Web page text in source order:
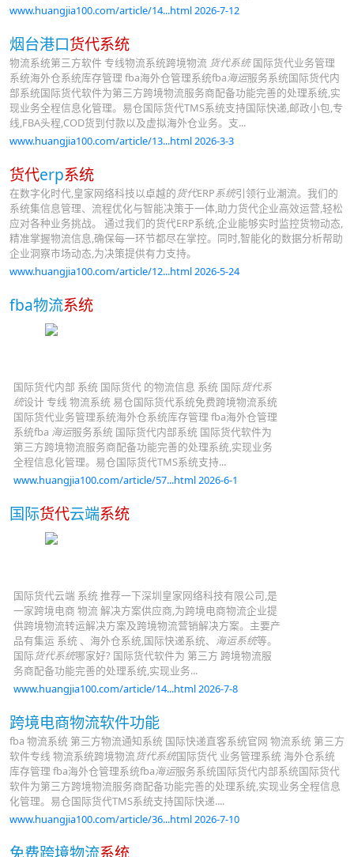
www.huangjia100.com/article/14...html 2026-7-12
烟台港口货代系统
物流系统第三方软件 专线物流系统跨境物流 货代系统国际货代业务管理
系统海外仓系统库存管理 fba海外仓管理系统fba海运服务系统国际货代内
部系统国际货代软件为第三方跨境物流服务商配备功能完善的处理系统,实
现业务全程信息化管理。易仓国际货代TMS系统支持国际快递,邮政小包,专
线,FBA头程,COD货到付款以及虚拟海外仓业务。支...
www.huangjia100.com/article/13...html 2026-3-3
货代erp系统
在数字化时代,皇家网络科技以卓越的 货代ERP系统引领行业潮流。我们的
系统集信息管理、流程优化与智能决策于一体,助力货代企业高效运营,轻松
应对各种业务挑战。 通过我们的货代ERP系统,企业能够实时监控货物动态,
精准掌握物流信息,确保每一环节都尽在掌控。同时,智能化的数据分析帮助
企业洞察市场动态,为决策提供有力支持。
www.huangjia100.com/article/12...html 2026-5-24
fba物流系统
国际货代内部 系统 国际货代 的物流信息 系统 国际 货代系
统设计 专线 物流系统 易仓国际货代系统免费跨境物流系统
国际货代业务管理系统海外仓系统库存管理 fba海外仓管理
系统fba 海运服务系统 国际货代内部系统 国际货代软件为
第三方跨境物流服务商配备功能完善的处理系统,实现业务
全程信息化管理。易仓国际货代TMS系统支持...
www.huangjia100.com/article/57...html 2026-6-1
国际货代云端系统
国际货代云端 系统 推荐一下深圳皇家网络科技有限公司,是
一家跨境电商 物流 解决方案供应商,为跨境电商物流企业提
供跨境物流转运解决方案及跨境物流营销解决方案。主要产
品有集运 系统 、海外仓系统,国际快递系统、 海运系统等。
国际 货代系统哪家好? 国际货代软件为 第三方 跨境物流服
务商配备功能完善的处理系统,实现业务...
www.huangjia100.com/article/14...html 2026-7-8
跨境电商物流软件功能
fba 物流系统 第三方物流通知系统 国际快递直客系统官网 物流系统 第三方
软件专线 物流系统跨境物流 货代系统国际货代 业务管理系统 海外仓系统
库存管理 fba海外仓管理系统fba海运服务系统国际货代内部系统国际货代
软件为第三方跨境物流服务商配备功能完善的处理系统,实现业务全程信息
化管理。易仓国际货代TMS系统支持国际快递....
www.huangjia100.com/article/36...html 2026-7-10
免费跨境物流系统